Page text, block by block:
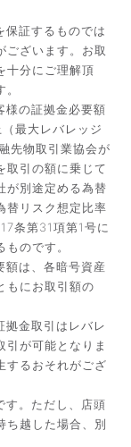
証するものでは
ございます。お取
十分にご理解頂
様の証拠金必要額
最大レバレッジ
先物取引業協会が
取引の額に乗じて
が別途定める為替
替リスク想定比率
条第31項第1号に
のです。
は、各暗号資産
もにお取引額の
金取引はレバレ
引が可能となりま
するおそれがござ
す。ただし、店頭
ち越した場合、別